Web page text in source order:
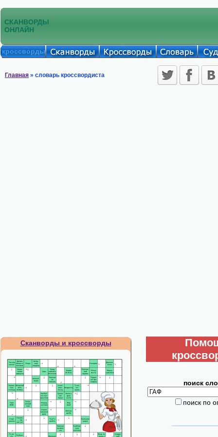
СКАНВОРДЫ
ОНЛАЙН
кроссворды
Главная » словарь кроссвордиста
Сканворды и кроссворды
поиск
поиск по